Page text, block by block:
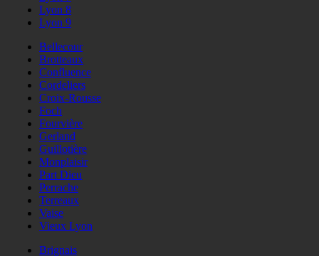
Lyon 8
Lyon 9
Bellecour
Brotteaux
Confluence
Cordeliers
Croix-Rousse
Foch
Fourvière
Gerland
Guillotière
Monplaisir
Part Dieu
Perrache
Terreaux
Vaise
Vieux Lyon
Brignais